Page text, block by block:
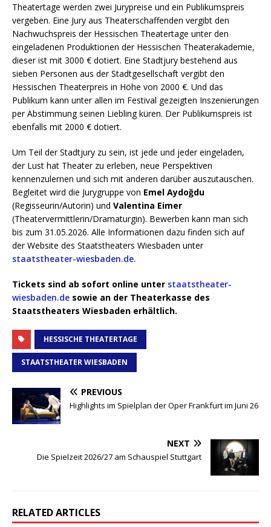
Theatertage werden zwei Jurypreise und ein Publikumspreis
vergeben. Eine Jury aus Theaterschaffenden vergibt den
Nachwuchspreis der Hessischen Theatertage unter den
eingeladenen Produktionen der Hessischen Theaterakademie,
dieser ist mit 3000 € dotiert. Eine Stadtjury bestehend aus
sieben Personen aus der Stadtgesellschaft vergibt den
Hessischen Theaterpreis in Höhe von 2000 €. Und das
Publikum kann unter allen im Festival gezeigten Inszenierungen
per Abstimmung seinen Liebling küren. Der Publikumspreis ist
ebenfalls mit 2000 € dotiert.
Um Teil der Stadtjury zu sein, ist jede und jeder eingeladen,
der Lust hat Theater zu erleben, neue Perspektiven
kennenzulernen und sich mit anderen darüber auszutauschen.
Begleitet wird die Jurygruppe von Emel Aydoğdu
(Regisseurin/Autorin) und Valentina Eimer
(Theatervermittlerin/Dramaturgin). Bewerben kann man sich
bis zum 31.05.2026. Alle Informationen dazu finden sich auf
der Website des Staatstheaters Wiesbaden unter
staatstheater-wiesbaden.de.
Tickets sind ab sofort online unter staatstheater-
wiesbaden.de sowie an der Theaterkasse des
Staatstheaters Wiesbaden erhältlich.
HESSISCHE THEATERTAGE
STAATSTHEATER WIESBADEN
PREVIOUS
Highlights im Spielplan der Oper Frankfurt im Juni 26
NEXT
Die Spielzeit 2026/27 am Schauspiel Stuttgart
RELATED ARTICLES